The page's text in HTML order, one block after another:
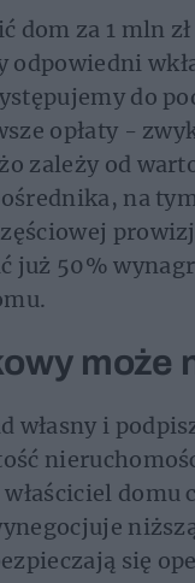
dom za 1 mln
odpowiedni
do
opłaty -
zależy od
na
już 50%
może
własny i
domu
się